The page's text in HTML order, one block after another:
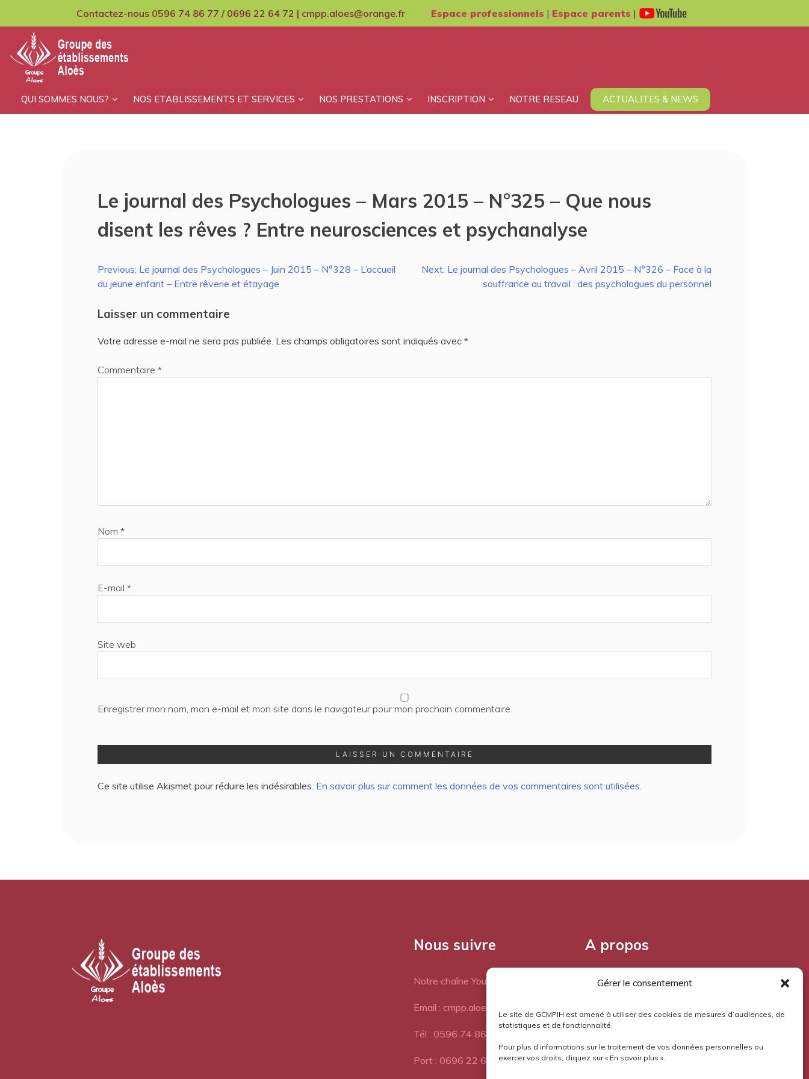
Gérer le consentement
Le site de GCMPIH est amené à utiliser des cookies de mesures d’audiences, de
statistiques et de fonctionnalité.
Pour plus d’informations sur le traitement de vos données personnelles ou
exercer vos droits, cliquez sur « En savoir plus ».
content
Contactez-nous 0596 74 86 77 / 0696 22 64 72 | cmpp.aloes@orange.fr Espace professionnels | Espace parents |
GCMPIH Aloes
QUI SOMMES NOUS? NOS ETABLISSEMENTS ET SERVICES NOS PRESTATIONS INSCRIPTION NOTRE RESEAU ACTUALITES & NEWS
Le journal des Psychologues – Mars 2015 – N°325 – Que nous
disent les rêves ? Entre neurosciences et psychanalyse
Navigation
de
l’article
Previous: Le journal des Psychologues – Juin 2015 – N°328 – L’accueil
du jeune enfant – Entre rêverie et étayage
Next: Le journal des Psychologues – Avril 2015 – N°326 – Face à la
souffrance au travail : des psychologues du personnel
Laisser un commentaire
Votre adresse e-mail ne sera pas publiée. Les champs obligatoires sont indiqués avec *
Commentaire *
Nom *
E-mail *
Site web
Enregistrer mon nom, mon e-mail et mon site dans le navigateur pour mon prochain commentaire.
Ce site utilise Akismet pour réduire les indésirables. En savoir plus sur comment les données de vos commentaires sont utilisées
Nous suivre
Notre chaîne Youtube
Email : cmpp.aloes@orange.fr
Tél : 0596 74 86 77
Port : 0696 22 64 72
A propos
Pourquoi l'Aloès?